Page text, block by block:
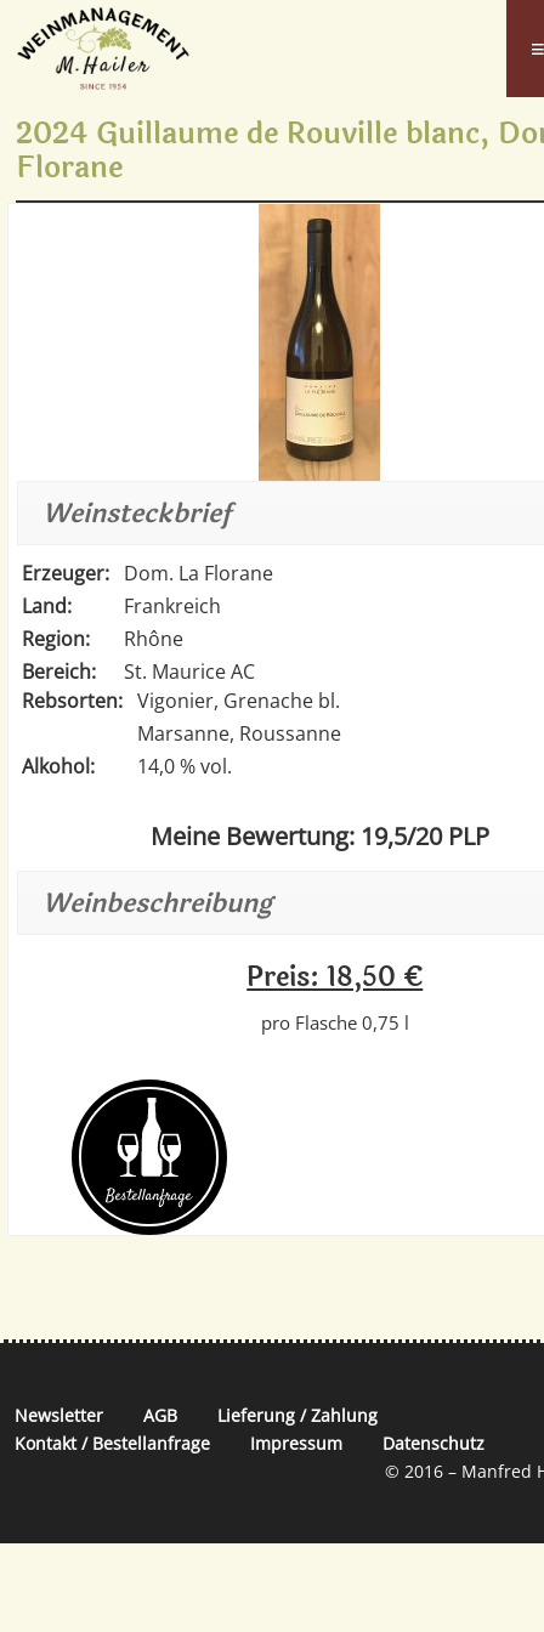
≡
2024 Guillaume de Rouville blanc,
Florane
Weinsteckbrief
Erzeuger: Dom. La Florane
Land:
Frankreich
Region:
Rhône
Bereich:
St. Maurice AC
Rebsorten: Vigonier, Grenache bl.
Marsanne, Roussanne
Alkohol:
14,0 % vol.
Meine Bewertung: 19,5/20 PLP
Weinbeschreibung
Preis: 18,50 €
pro Flasche 0,75 l
Bestell­anfrage
Newsletter AGB
Lieferung / Zahlung
Kontakt / Bestellanfrage
Impressum
Datenschutz
© 2016 – Manfred